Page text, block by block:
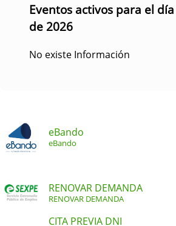
Eventos activos para el
de 2026
No existe Información
eBando
eBando
RENOVAR DEMANDA
RENOVAR DEMANDA
CITA PREVIA DNI